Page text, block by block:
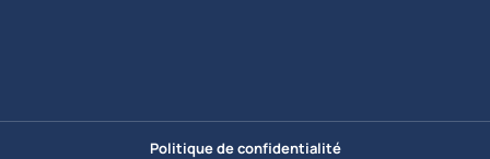
Politique de confidentialité